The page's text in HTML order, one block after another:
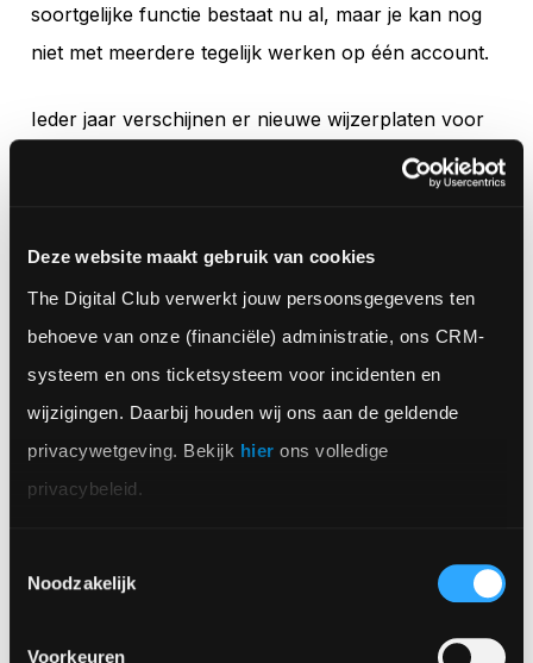
Deze website maakt gebruik van cookies
The Digital Club verwerkt jouw persoonsgegevens ten
behoeve van onze (financiële) administratie, ons CRM-
systeem en ons ticketsysteem voor incidenten en
wijzigingen. Daarbij houden wij ons aan de geldende
privacywetgeving. Bekijk hier ons volledige
privacybeleid.
Noodzakelijk
Voorkeuren
soortgelijke functie bestaat nu al, maar je kan nog
niet met meerdere tegelijk werken op één account.
Ieder jaar verschijnen er nieuwe wijzerplaten voor
de Apple Watch. Voor de watchOS 7 zouden er
komen. Zo kun je jouw
vervolgens delen met anderen.
tvOS 14
Misschien wel onze favoriet. En niet alleen omdat
wij daar nu toevallig apps voor ontwikkelen…
Helaas is Apple altijd erg mysterieus en wat gering
over de updates van de tvOS. Dit jaar verwachten
en misschien een koppeling met de steeds weer